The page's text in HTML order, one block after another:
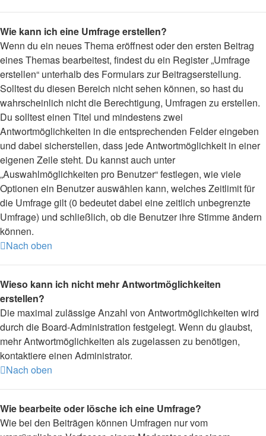
Wie kann ich eine Umfrage erstellen?
Wenn du ein neues Thema eröffnest oder den ersten Beitrag
eines Themas bearbeitest, findest du ein Register „Umfrage
erstellen“ unterhalb des Formulars zur Beitragserstellung.
Solltest du diesen Bereich nicht sehen können, so hast du
wahrscheinlich nicht die Berechtigung, Umfragen zu erstellen.
Du solltest einen Titel und mindestens zwei
Antwortmöglichkeiten in die entsprechenden Felder eingeben
und dabei sicherstellen, dass jede Antwortmöglichkeit in einer
eigenen Zeile steht. Du kannst auch unter
„Auswahlmöglichkeiten pro Benutzer“ festlegen, wie viele
Optionen ein Benutzer auswählen kann, welches Zeitlimit für
die Umfrage gilt (0 bedeutet dabei eine zeitlich unbegrenzte
Umfrage) und schließlich, ob die Benutzer ihre Stimme ändern
können.
Nach oben
Wieso kann ich nicht mehr Antwortmöglichkeiten
erstellen?
Die maximal zulässige Anzahl von Antwortmöglichkeiten wird
durch die Board-Administration festgelegt. Wenn du glaubst,
mehr Antwortmöglichkeiten als zugelassen zu benötigen,
kontaktiere einen Administrator.
Nach oben
Wie bearbeite oder lösche ich eine Umfrage?
Wie bei den Beiträgen können Umfragen nur vom